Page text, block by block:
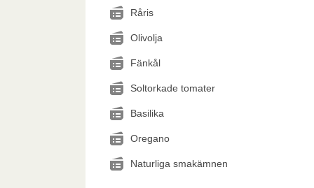
Råris
Olivolja
Fänkål
Soltorkade tomater
Basilika
Oregano
Naturliga smakämnen